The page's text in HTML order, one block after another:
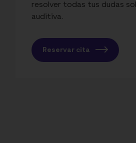
resolver todas tus dudas
auditiva.
Reservar cita